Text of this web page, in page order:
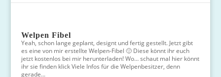
Welpen Fibel
Yeah, schon lange geplant, designt und fertig gestellt. Jetzt gibt
es eine von mir erstellte Welpen-Fibel 🙂 Diese könnt ihr euch
jetzt kostenlos bei mir herunterladen! Wo… schaut mal hier könnt
ihr sie finden klick Viele Infos für die Welpenbesitzer, denn
gerade...